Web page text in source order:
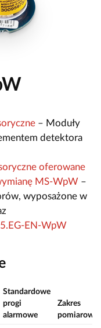
– Moduły
detektora
oferowane
MS-WpW –
wyposażone w
EN-WpW
Standardowe
progi
alarmowe
Zakres
pomiarowy